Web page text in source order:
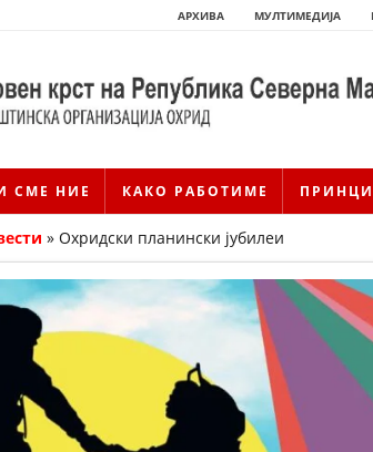
АРХИВА МУЛТИМЕДИЈА
СМЕ НИЕ КАКО РАБОТИМЕ
» Охридски планински јубилеи